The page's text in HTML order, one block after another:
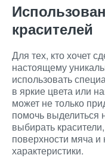
красителей
Для тех, кто хочет
настоящему
использовать
в яркие цвета или
может не только
помочь выделиться
выбирать
поверхности мяча
характеристики.